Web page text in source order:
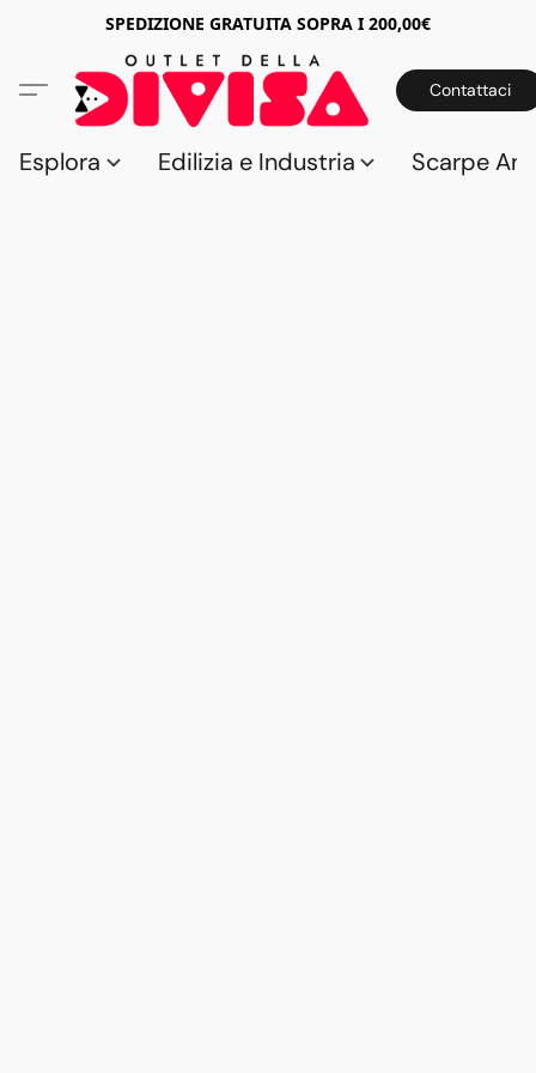
SPEDIZIONE GRATUITA SOPRA I 200,00€
Contattaci
Esplora Edilizia e Industria Scarpe